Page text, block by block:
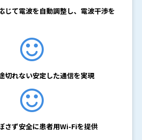
じて電波を自動調整し、電波干渉を
切れない安定した通信を実現
さず安全に患者用Wi-Fiを提供